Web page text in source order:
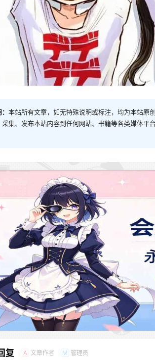
本站所有文章，如无特殊说明或标注，均为本站原
采集、发布本站内容到任何网站、书籍等各类媒体平
复 A 文章作者 M 管理员